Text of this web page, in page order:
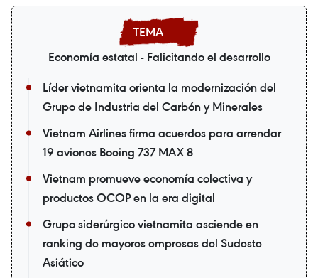
Economía estatal - Falicitando el desarrollo
Líder vietnamita orienta la modernización del
Grupo de Industria del Carbón y Minerales
Vietnam Airlines firma acuerdos para arrendar
19 aviones Boeing 737 MAX 8
Vietnam promueve economía colectiva y
productos OCOP en la era digital
Grupo siderúrgico vietnamita asciende en
ranking de mayores empresas del Sudeste
Asiático